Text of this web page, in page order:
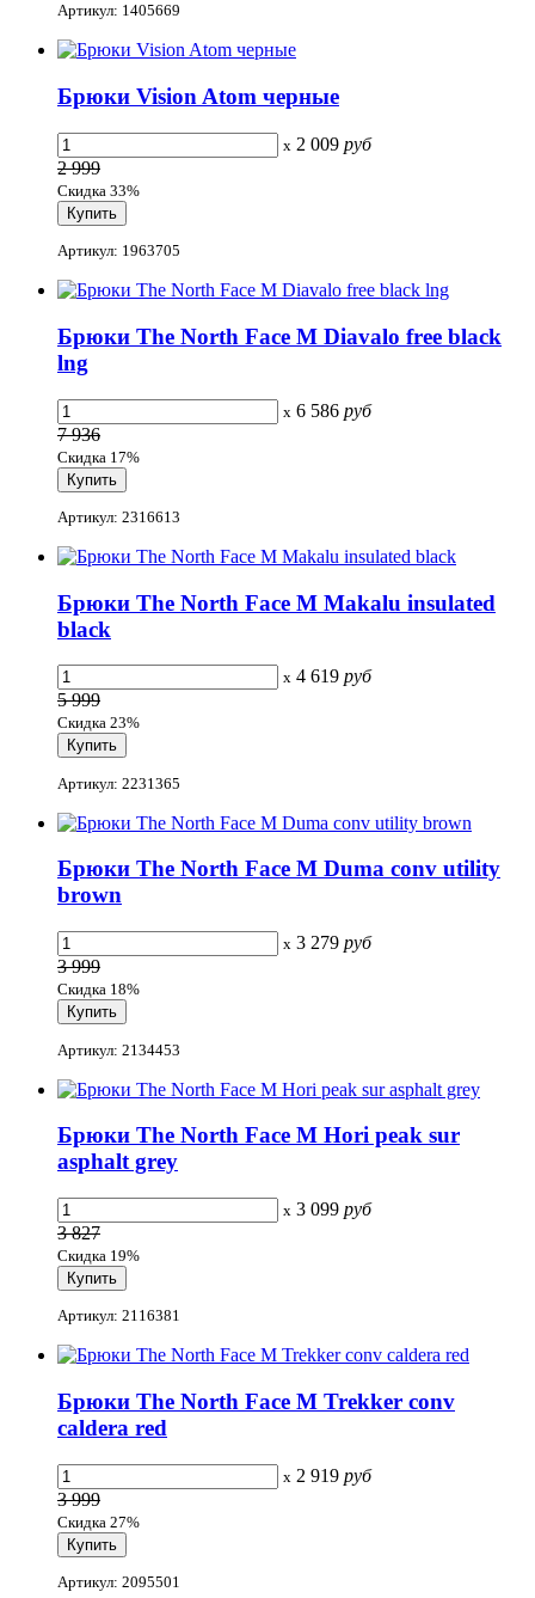
Артикул: 1405669
Брюки Vision Atom черные
x 2 009 руб
2 999
Скидка 33%
Артикул: 1963705
Брюки The North Face M Diavalo free black
lng
x 6 586 руб
7 936
Скидка 17%
Артикул: 2316613
Брюки The North Face M Makalu insulated
black
x 4 619 руб
5 999
Скидка 23%
Артикул: 2231365
Брюки The North Face M Duma conv utility
brown
x 3 279 руб
3 999
Скидка 18%
Артикул: 2134453
Брюки The North Face M Hori peak sur
asphalt grey
x 3 099 руб
3 827
Скидка 19%
Артикул: 2116381
Брюки The North Face M Trekker conv
caldera red
x 2 919 руб
3 999
Скидка 27%
Артикул: 2095501